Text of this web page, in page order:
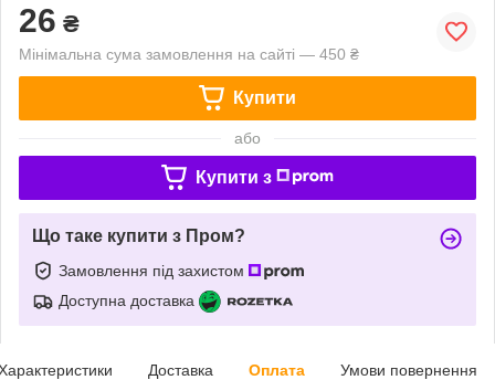
26 ₴
Мінімальна сума замовлення на сайті — 450 ₴
Купити
або
Купити з
Що таке купити з Пром?
Замовлення під захистом
Доступна доставка
Доставка Оплата Умови повернення